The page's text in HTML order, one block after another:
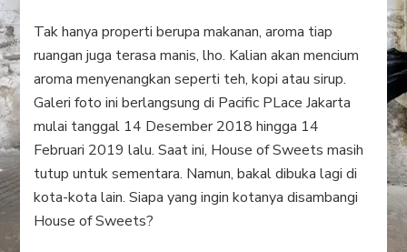
Tak hanya properti berupa makanan, aroma tiap
ruangan juga terasa manis, lho. Kalian akan mencium
aroma menyenangkan seperti teh, kopi atau sirup.
Galeri foto ini berlangsung di Pacific PLace Jakarta
mulai tanggal 14 Desember 2018 hingga 14
Februari 2019 lalu. Saat ini, House of Sweets masih
tutup untuk sementara. Namun, bakal dibuka lagi di
kota-kota lain. Siapa yang ingin kotanya disambangi
House of Sweets?